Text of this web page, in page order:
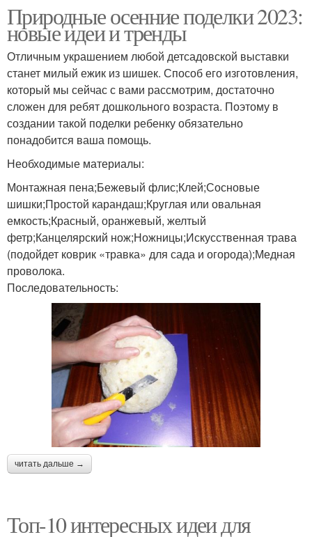
Природные осенние поделки 2023:
новые идеи и тренды
Отличным украшением любой детсадовской выставки
станет милый ежик из шишек. Способ его изготовления,
который мы сейчас с вами рассмотрим, достаточно
сложен для ребят дошкольного возраста. Поэтому в
создании такой поделки ребенку обязательно
понадобится ваша помощь.
Необходимые материалы:
Монтажная пена;Бежевый флис;Клей;Сосновые
шишки;Простой карандаш;Круглая или овальная
емкость;Красный, оранжевый, желтый
фетр;Канцелярский нож;Ножницы;Искусственная трава
(подойдет коврик «травка» для сада и огорода);Медная
проволока.
Последовательность:
читать дальше →
Топ-10 интересных идеи для